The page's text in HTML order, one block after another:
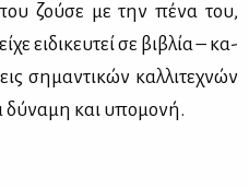
ζού­σε με την πέ­να του,
ει­δι­κευ­τεί σε βι­βλία – κα­
ση­μα­ντι­κών καλ­λι­τε­χνών
δύ­να­μη και υπο­μο­νή.